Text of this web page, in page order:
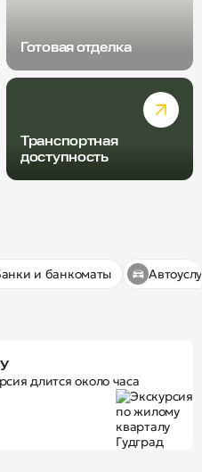
Готовая отделка
Транспортная
доступность
и банкоматы
длится около часа